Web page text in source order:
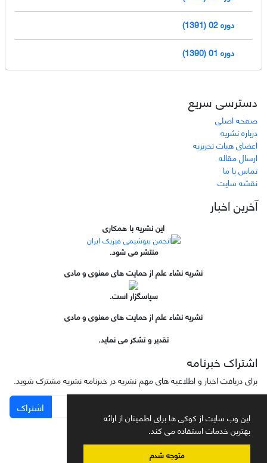
این وب سایت از کوکی ها برای اطمینان از ارائه
بهترین خدمات استفاده می کند.
متوجه شدم
دوره 02 (1391)
دوره 01 (1390)
دسترسی سریع
صفحه اصلی
درباره نشریه
اعضای هیات تحریریه
ارسال مقاله
تماس با ما
نقشه سایت
آخرین اخبار
این نشریه با همکاری
منتشر می شود.
نشریه نشاء علم از حمایت های معنوی و مادی
سپاسگزار است.
نشریه نشاء علم از حمایت های معنوی و مادی
تقدیر و تشکر می نماید.
اشتراک خبرنامه
برای دریافت اخبار و اطلاعیه های مهم نشریه در خبرنامه نشریه مشترک شوید.
اشتراک